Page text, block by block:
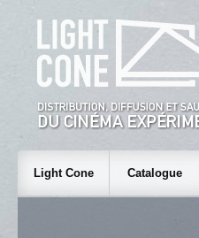
Light Cone Catalogue